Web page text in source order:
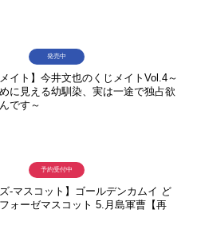
メイト】今井文也のくじメイトVol.4～
に見える幼馴染、実は一途で独占欲
です～
発売中
ズ-マスコット】ゴールデンカムイ ど
ォーゼマスコット 5.月島軍曹【再
予約受付中